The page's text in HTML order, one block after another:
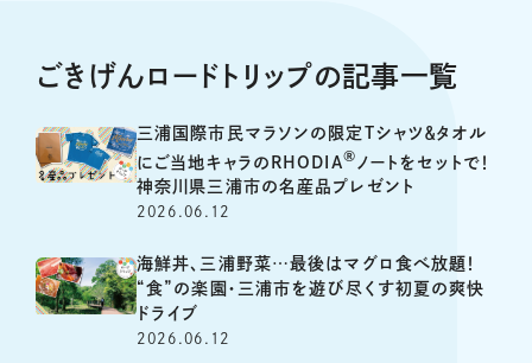
ごきげんロードトリップの記事一覧
三浦国際市民マラソンの限定Tシャツ＆タオル
にご当地キャラのRHODIA® ノートをセットで！
神奈川県三浦市の名産品プレゼント
2026.06.12
海鮮丼、三浦野菜…最後はマグロ食べ放題！
“食”の楽園・三浦市を遊び尽くす初夏の爽快
ドライブ
2026.06.12